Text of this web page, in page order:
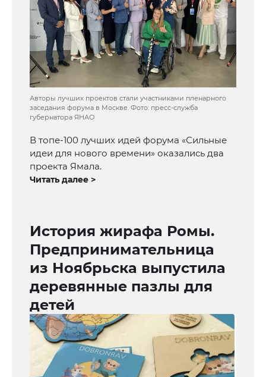
Авторы лучших проектов стали участниками пленарного
заседания форума в Москве. Фото: пресс-служба
губернатора ЯНАО
В топе-100 лучших идей форума «Сильные
идеи для нового времени» оказались два
проекта Ямала.
Читать далее >
История жирафа Ромы.
Предпринимательница
из Ноябрьска выпустила
деревянные пазлы для
детей